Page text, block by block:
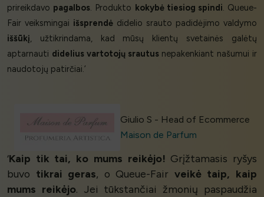
prireikdavo pagalbos. Produkto kokybė tiesiog spindi. Queue-
Fair veiksmingai išsprendė didelio srauto padidėjimo valdymo
iššūkį, užtikrindama, kad mūsų klientų svetainės galėtų
aptarnauti didelius vartotojų srautusnepakenkiant našumui ir
naudotojų patirčiai.’
Giulio S - Head of Ecommerce
Maison de Parfum
‘Kaip tik tai, ko mums reikėjo! Grįžtamasis ryšys
buvo tikrai geras, o Queue-Fair veikė taip, kaip
mums reikėjo. Jei tūkstančiai žmonių paspaudžia